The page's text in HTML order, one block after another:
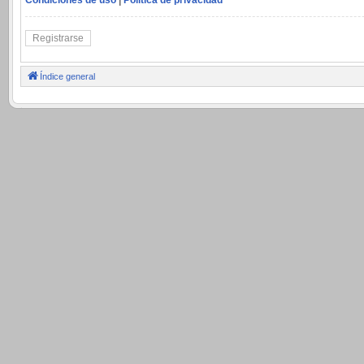
Registrarse
Índice general
.